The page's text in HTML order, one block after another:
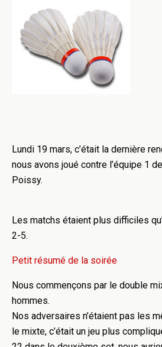
Lundi 19 mars, c’était la dernière
nous avons joué contre l’équipe 1
Poissy.
Les matchs étaient plus difficiles
2-5.
Petit résumé de la soirée
Nous commençons par le double
hommes.
Nos adversaires n’étaient pas les
le mixte, c’était un jeu plus